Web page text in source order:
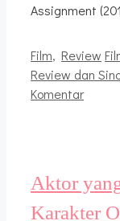
Assignment
Kategori
Film, Review
Review dan
Komentar
Aktor
Karakter